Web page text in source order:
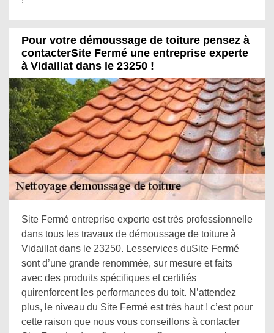
Pour votre démoussage de toiture pensez à
contacterSite Fermé une entreprise experte
à Vidaillat dans le 23250 !
Site Fermé entreprise experte est très professionnelle
dans tous les travaux de démoussage de toiture à
Vidaillat dans le 23250. Lesservices duSite Fermé
sont d’une grande renommée, sur mesure et faits
avec des produits spécifiques et certifiés
quirenforcent les performances du toit. N’attendez
plus, le niveau du Site Fermé est très haut ! c’est pour
cette raison que nous vous conseillons à contacter